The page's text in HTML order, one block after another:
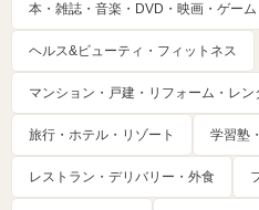
本・雑誌・音楽・DVD・映画・ゲーム
ヘルス&ビューティ・フィットネス
マンション・戸建・リフォーム・レン
旅行・ホテル・リゾート 学習塾
レストラン・デリバリー・外食